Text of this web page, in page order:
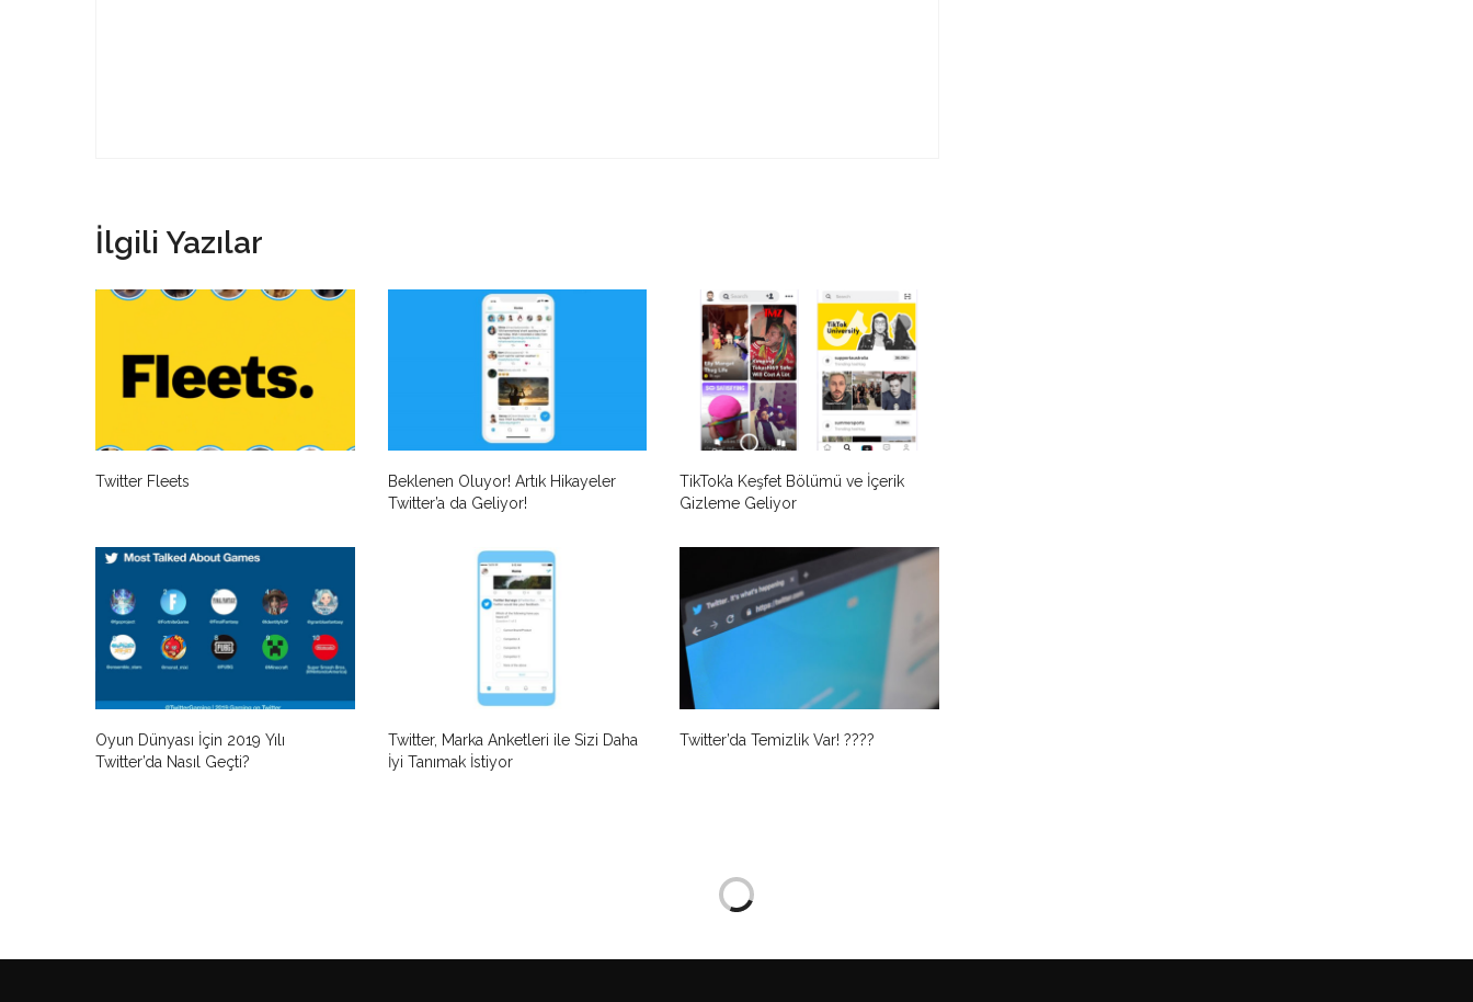
İlgili Yazılar
Twitter Fleets
Beklenen Oluyor! Artık Hikayeler
Twitter’a da Geliyor!
TikTok’a Keşfet Bölümü ve İçerik
Gizleme Geliyor
Oyun Dünyası İçin 2019 Yılı
Twitter’da Nasıl Geçti?
Twitter, Marka Anketleri ile Sizi Daha
İyi Tanımak İstiyor
Twitter’da Temizlik Var! ????